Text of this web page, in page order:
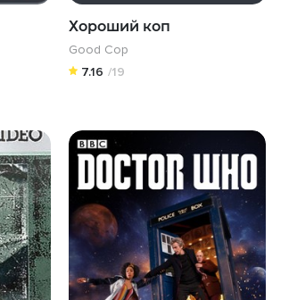
Хороший коп
Good Cop
7.16 /19